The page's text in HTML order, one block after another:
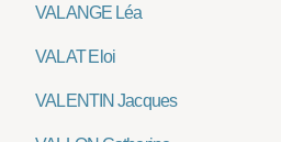
VALANGE Léa
VALAT Eloi
VALENTIN Jacques